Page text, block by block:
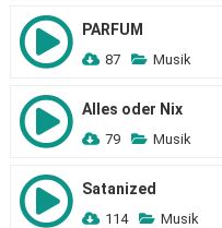
PARFUM
87 Musik
Alles oder Nix
79 Musik
Satanized
114 Musik